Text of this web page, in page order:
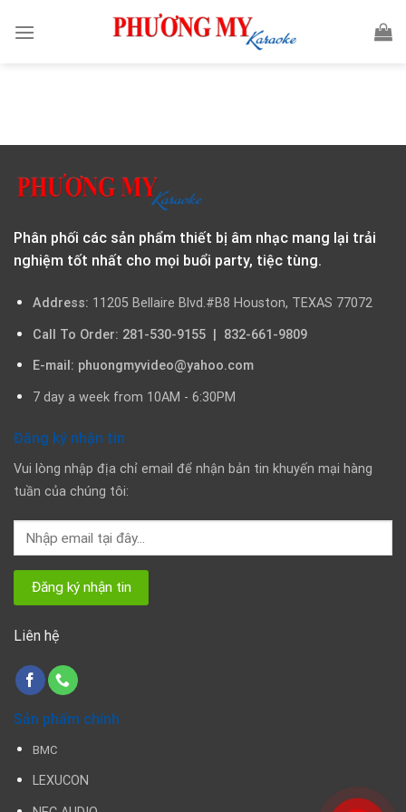
Phân phối các sản phẩm thiết bị âm nhạc mang lại trải
nghiệm tốt nhất cho mọi buổi party, tiệc tùng.
Address: 11205 Bellaire Blvd.#B8 Houston, TEXAS 77072
Call To Order: 281-530-9155 | 832-661-9809
E-mail: phuongmyvideo@yahoo.com
7 day a week from 10AM - 6:30PM
Đăng ký nhận tin
Vui lòng nhập địa chỉ email để nhận bản tin khuyến mại hàng
tuần của chúng tôi:
Liên hệ
Sản phẩm chính
BMC
LEXUCON